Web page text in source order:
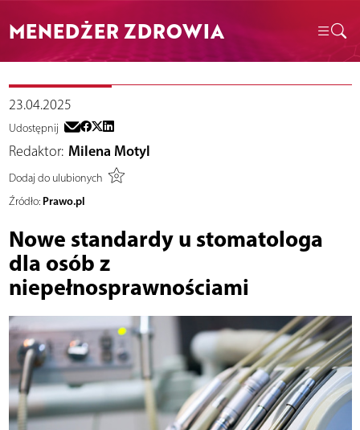
MENEDŻER ZDROWIA
23.04.2025
Udostępnij
Redaktor: Milena Motyl
Dodaj do ulubionych
Źródło: Prawo.pl
Nowe standardy u stomatologa
dla osób z
niepełnosprawnościami